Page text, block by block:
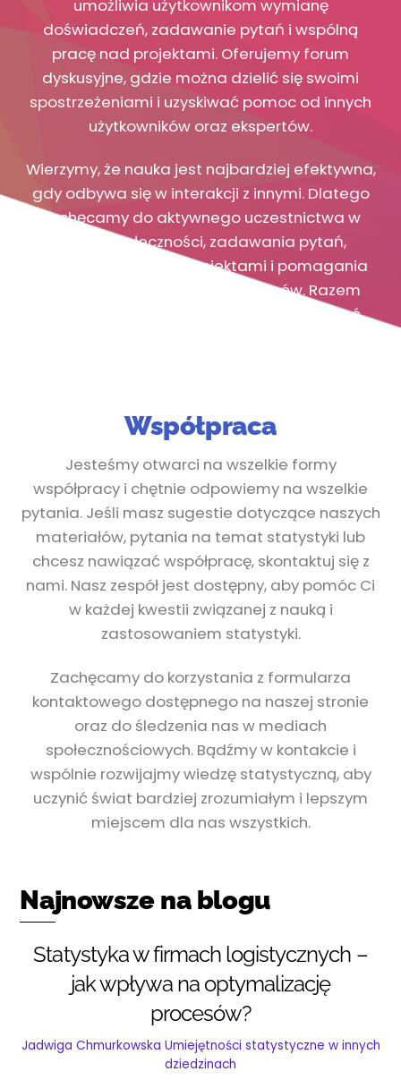
umożliwia użytkownikom wymianę
doświadczeń, zadawanie pytań i wspólną
pracę nad projektami. Oferujemy forum
dyskusyjne, gdzie można dzielić się swoimi
spostrzeżeniami i uzyskiwać pomoc od innych
użytkowników oraz ekspertów.
Wierzymy, że nauka jest najbardziej efektywna,
gdy odbywa się w interakcji z innymi. Dlatego
zachęcamy do aktywnego uczestnictwa w
naszej społeczności, zadawania pytań,
dzielenia się swoimi projektami i pomagania
innym w rozwiązywaniu problemów. Razem
możemy osiągnąć więcej i lepiej zrozumieć
Współpraca
Jesteśmy otwarci na wszelkie formy
współpracy i chętnie odpowiemy na wszelkie
pytania. Jeśli masz sugestie dotyczące naszych
materiałów, pytania na temat statystyki lub
chcesz nawiązać współpracę, skontaktuj się z
nami. Nasz zespół jest dostępny, aby pomóc Ci
w każdej kwestii związanej z nauką i
zastosowaniem statystyki.
Zachęcamy do korzystania z formularza
kontaktowego dostępnego na naszej stronie
oraz do śledzenia nas w mediach
społecznościowych. Bądźmy w kontakcie i
wspólnie rozwijajmy wiedzę statystyczną, aby
uczynić świat bardziej zrozumiałym i lepszym
miejscem dla nas wszystkich.
Najnowsze na blogu
Statystyka w firmach logistycznych –
jak wpływa na optymalizację
procesów?
Jadwiga Chmurkowska Umiejętności statystyczne w innych
dziedzinach